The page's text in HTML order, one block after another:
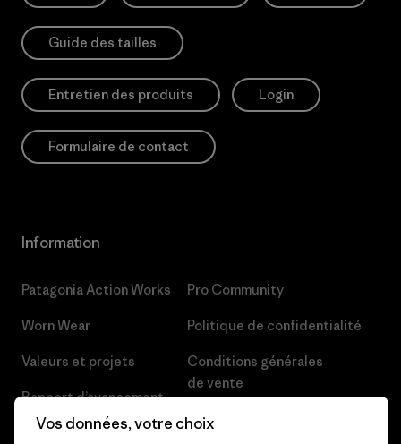
Guide des tailles
Entretien des produits Login
Formulaire de contact
Information
Patagonia Action Works
Worn Wear
Valeurs et projets
Rapport d’avancement
Business Unusual
Pro Community
Politique de confidentialité
Conditions générales
de vente
Préférences de cookie
Vos données, votre choix